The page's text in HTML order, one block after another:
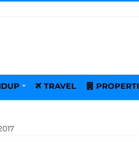
TRAVEL PROPERTI